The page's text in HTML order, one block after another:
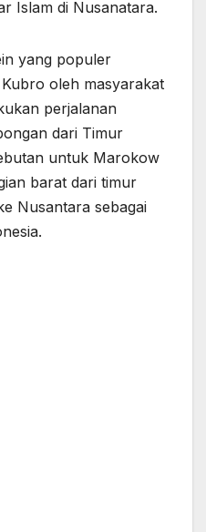
Islam di Nusanatara.
yang populer
oleh masyarakat
perjalanan
dari Timur
untuk Marokow
barat dari timur
Nusantara sebagai